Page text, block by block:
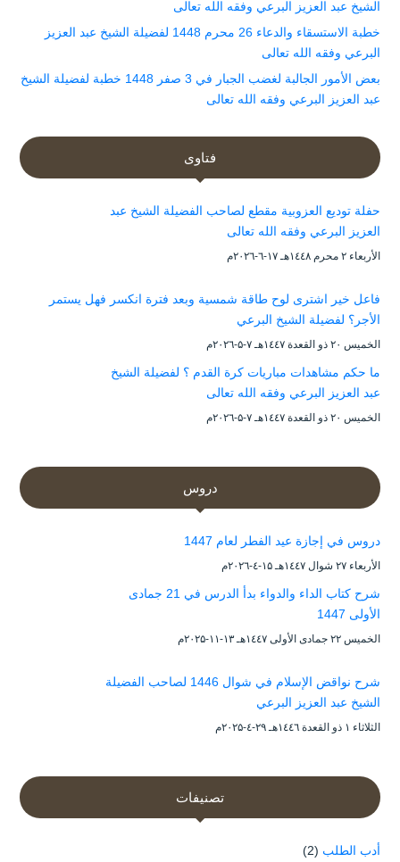
الشيخ عبد العزيز البرعي وفقه الله تعالى
خطبة الاستسقاء والدعاء 26 محرم 1448 لفضيلة الشيخ عبد العزيز
البرعي وفقه الله تعالى
بعض الأمور الجالبة لغضب الجبار في 3 صفر 1448 خطبة لفضيلة الشيخ
عبد العزيز البرعي وفقه الله تعالى
فتاوى
حفلة توديع العزوبية مقطع لصاحب الفضيلة الشيخ عبد
العزيز البرعي وفقه الله تعالى
الأربعاء ۲ محرم ۱٤٤۸هـ ۱۷-٦-۲۰۲٦م
فاعل خير اشترى لوح طاقة شمسية وبعد فترة انكسر فهل يستمر
الأجر؟ لفضيلة الشيخ البرعي
الخميس ۲۰ ذو القعدة ۱٤٤۷هـ ۷-۵-۲۰۲٦م
ما حكم مشاهدات مباريات كرة القدم ؟ لفضيلة الشيخ
عبد العزيز البرعي وفقه الله تعالى
الخميس ۲۰ ذو القعدة ۱٤٤۷هـ ۷-۵-۲۰۲٦م
دروس
دروس في إجازة عيد الفطر لعام 1447
الأربعاء ۲۷ شوال ۱٤٤۷هـ ۱۵-٤-۲۰۲٦م
شرح كتاب الداء والدواء بدأ الدرس في 21 جمادى
الأولى 1447
الخميس ۲۲ جمادى الأولى ۱٤٤۷هـ ۱۳-۱۱-۲۰۲۵م
شرح نواقض الإسلام في شوال 1446 لصاحب الفضيلة
الشيخ عبد العزيز البرعي
الثلاثاء ۱ ذو القعدة ۱٤٤٦هـ ۲۹-٤-۲۰۲۵م
تصنيفات
أدب الطلب (2)